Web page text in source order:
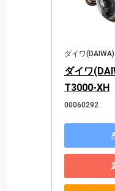
ダイワ(DAIWA)
ダイワ
T3000-XH
00060292